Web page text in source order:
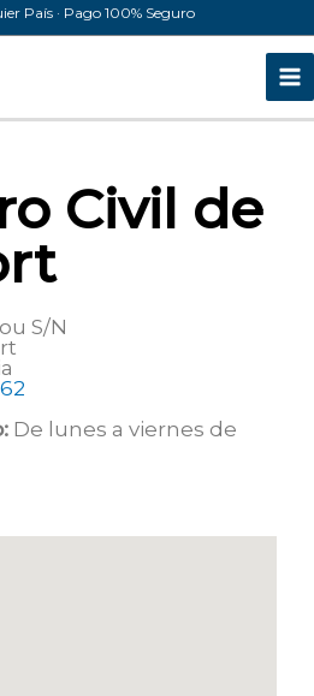
País · Pago 100% Seguro
Civil de
S/N
De lunes a viernes de